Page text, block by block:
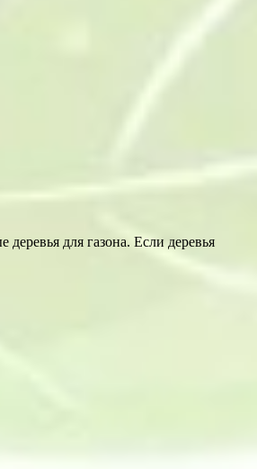
для газона. Если деревья